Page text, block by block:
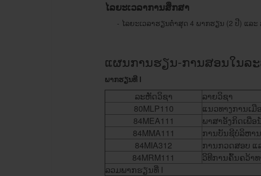
ໄລຍະເວລາການ​ສຶກສາ
- ​ໄລຍະ​ເວລາ​ຮຽນ​ຕ່ຳ​ສຸດ 4 ພາກຮຽນ (2 ປີ) ​ແລະ
ແຜນການ​ຮຽນ-ການ​ສອນ​ໃນ​ລ
ພາກຮຽນທີ I
ລະຫັດ​ວິ​ຊາ ລາຍວິຊາ
80MLP110
ແນວທາງ​ການ​ເມື
84MEA111
ພາສາ​ອັງກິດ​ເພື່
84MMA111
ການບັນຊີ​ບໍລິຫານ
84MIA312
ການກວດ​ສອບ ​ແ
84MRM111
ວິທີ​ການ​ຄົ້ນຄວ້າ​
ລວມພາກຮຽນ​ທີ່ I